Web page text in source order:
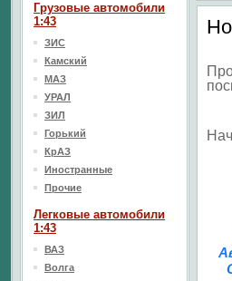
Грузовые автомобили
1:43
ЗИС
Камский
МАЗ
УРАЛ
ЗИЛ
Горький
КрАЗ
Иностранные
Прочие
Легковые автомобили
1:43
ВАЗ
Волга